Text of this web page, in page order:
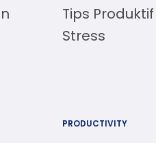
PRODUCTIVITY